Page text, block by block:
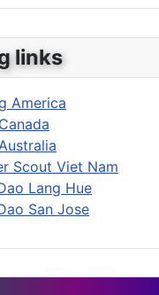
links
America
Scout Viet Nam
Lang Hue
San Jose